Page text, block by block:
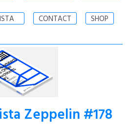
CONTACT SHOP
Zeppelin #178